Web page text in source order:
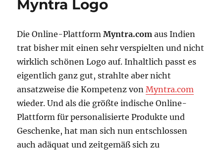
Myntra Logo
Die Online-PlattformMyntra.com aus Indien
trat bisher mit einen sehr verspielten und nicht
wirklich schönen Logo auf. Inhaltlich passt es
eigentlich ganz gut, strahlte aber nicht
ansatzweise die Kompetenz vonMyntra.com
wieder. Und als die größte indische Online-
Plattform für personalisierte Produkte und
Geschenke, hat man sich nun entschlossen
auch adäquat und zeitgemäß sich zu